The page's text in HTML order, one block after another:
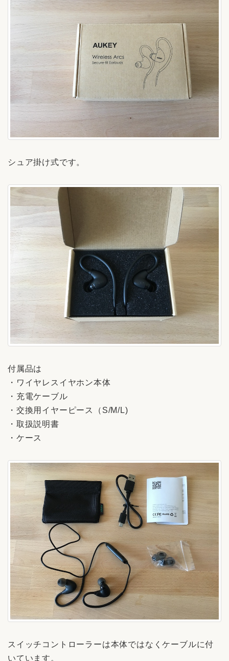
シュア掛け式です。
付属品は
・ワイヤレスイヤホン本体
・充電ケーブル
・交換用イヤーピース（S/M/L)
・取扱説明書
・ケース
スイッチコントローラーは本体ではなくケーブルに付
いています。